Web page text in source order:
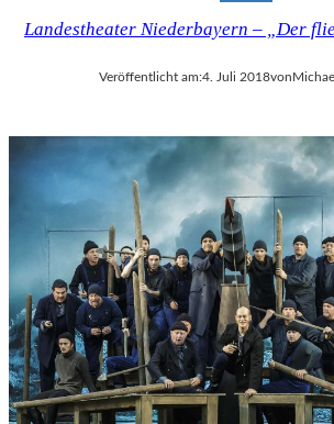
Landestheater Niederbayern – „Der
Veröffentlicht am:4. Juli 2018von